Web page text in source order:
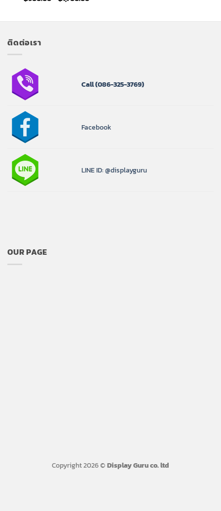
฿1,700.00
ติดต่อเรา
Call(086-325-3769)
Facebook
LINE ID: @displayguru
OUR PAGE
Copyright 2026 ©Display Guru co. ltd